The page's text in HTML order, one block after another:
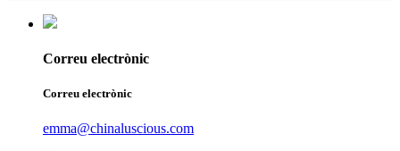
Correu electrònic
Correu electrònic
emma@chinaluscious.com